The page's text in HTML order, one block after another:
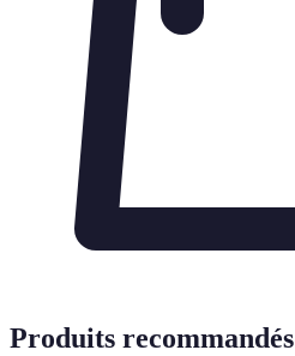
Produits recommandés